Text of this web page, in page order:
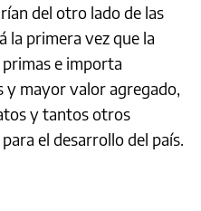
del otro lado de las
la primera vez que la
e importa
y mayor valor agregado,
y tantos otros
el desarrollo del país.